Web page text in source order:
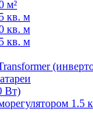
м²
кв. м
кв. м
кв. м
Вт)
1.5